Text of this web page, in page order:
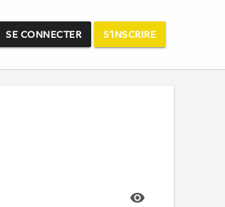
SE CONNECTER S'INSCRIRE
visibility